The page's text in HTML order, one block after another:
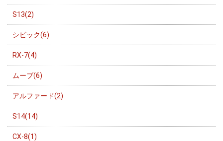
S13(2)
シビック(6)
RX-7(4)
ムーブ(6)
アルファード(2)
S14(14)
CX-8(1)